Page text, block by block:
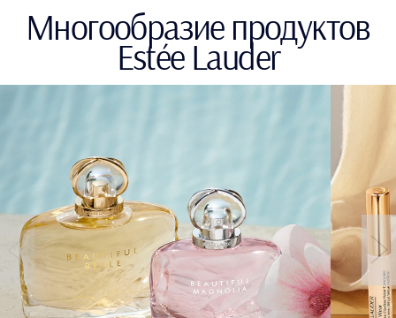
Многообразие продуктов
Estée Lauder